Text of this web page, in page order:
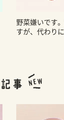
野菜嫌いです
すが、代わり